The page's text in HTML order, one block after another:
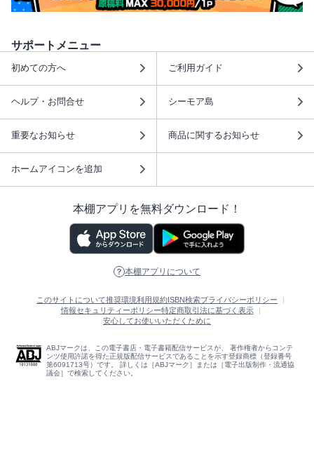
サポートメニュー
初めての方へ ご利用ガイド
ヘルプ・お問合せ シーモア島
重要なお知らせ 商品に関するお知らせ
ホームアイコンを追加
本棚アプリを無料ダウンロード！
本棚アプリについて
このサイトについて推奨環境利用規約 ISBN検索プライバシーポリシー
情報セキュリティーポリシー特定商取引法に基づく表示
安心してお使いいただくために
ABJマークは、この電子書店・電子書籍配信サービスが、 著作権者からコンテ
ンツ使用許諾を得た正規版配信サービスであることを示す登録商標（登録番号
第6091713号）です。 詳しくは［ABJマーク］または［電子出版制作・流通協
議会］で検索してください。